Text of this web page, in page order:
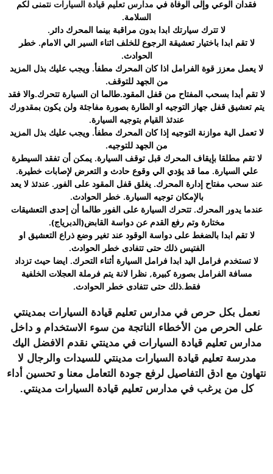
فقدان الوعي وإلى الوفاة في مدارس تعليم قيادة السيارات نتمنى لكم
السلامة.
لا تترك سيارتك ابدا بدون مراقبة بينما المحرك دائر.
لا تقم ابدا باختيار تعشيقة الرجوع للخلف اثناء السير الي الامام. خطر
الحوادث.
لا يعمل معزز قوة الفرامل اذا كان المحرك مطفأ. ويجب عليك بذل المزيد
من الجهد للتوقف.
لا تقم أبدا بسحب المفتاح من قفل المقود.طالما ان السيارة تتحرك.والا فقد
يتم تعشيق قفل جهاز التوجيه او الطارة بصورة مفاجئة ولن يكون بمقدورك
عندئذ القيام بتوجيه السيارة.
لا تعمل الية موازنة التوجيه إذا كان المحرك مطفأ. ويجب عليك بذل المزيد
من الجهد للتوجيه.
لا تقم مطلقا بإيقاف المحرك قبل توقف السيارة. يمكن أن تفقد السيطرة
علي السيارة. مما قد يؤدي الي وقوع حادث و التعرض لإصابات خطيرة.
عند سحب مفتاح إدارة المحرك. يغلق قفل المقود على الفور. عندئذ لا يعد
بالإمكان توجيه السيارة. خطر الحوادث.
عندما يدور المحرك. تتحرك السيارة على الفور طالما أن إحدى التعشيقات
مختارة وتم رفع القدم عن دواسة القابض(الدبرياج).
لا تقم ابدا بالضغط على دواسة الوقود عند تغير وضع ذراع التعشيق او
الفتيس ذلك حتى تتفادى خطر الحوادث.
لا تستخدم فرامل اليد ابدا فرامل السيارة أثناء التحرك. ايضا حيث تزداد
مسافة الفرامل بصورة كبيرة, نظرا لانة يتم فرملة العجلات الخلفية
فقط.ذلك حتى تتفادى خطر الحوادث.
نعمل بكل حرص في مدارس تعليم قيادة السيارات بمدينتي
على الحرص من الأخطاء الناتجة من سوء الاستخدام و داخل
مدارس تعليم قيادة السيارات في مدينتي نقدم الافضل اليك
مدرسة تعليم قيادة السيارات مدينتي للسيدات والرجال لا
نتهاون مع ادق التفاصيل لرفع جودة التعامل معنا و تحسين أداء
كل من يرغب في مدارستعليم قيادة السيارات مدينتي.